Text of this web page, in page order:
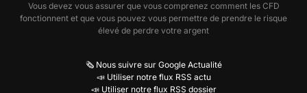
Vous devez vous assurer que vous comprenez comment les CFD
fonctionnent et que vous pouvez vous permettre de prendre le risque
élevé de perdre votre argent
🗞️ Nous suivre sur Google Actualité
📣 Utiliser notre flux RSS actu
📣 Utiliser notre flux RSS dossier